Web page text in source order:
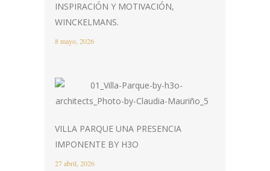
INSPIRACIÓN Y MOTIVACIÓN,
WINCKELMANS.
8 mayo, 2026
VILLA PARQUE UNA PRESENCIA
IMPONENTE BY H3O
27 abril, 2026